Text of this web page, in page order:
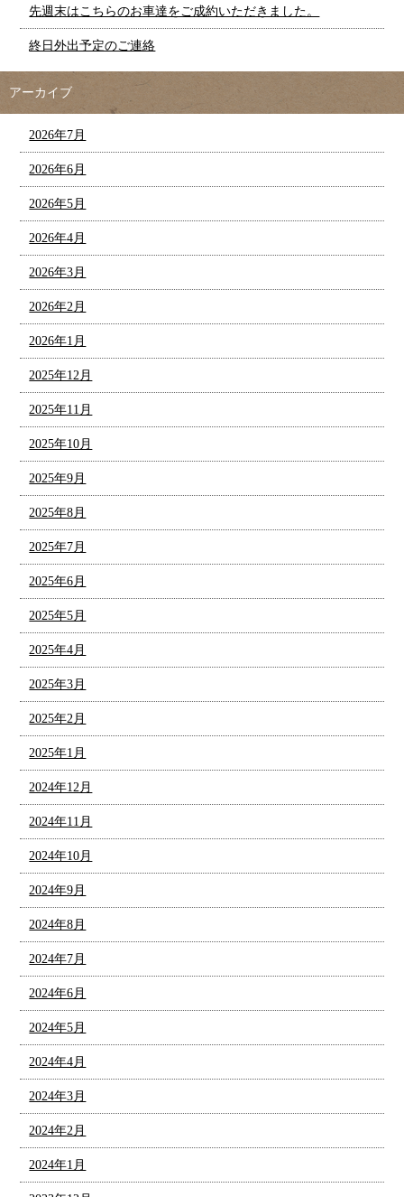
先週末はこちらのお車達をご成約いただきました。
終日外出予定のご連絡
アーカイブ
2026年7月
2026年6月
2026年5月
2026年4月
2026年3月
2026年2月
2026年1月
2025年12月
2025年11月
2025年10月
2025年9月
2025年8月
2025年7月
2025年6月
2025年5月
2025年4月
2025年3月
2025年2月
2025年1月
2024年12月
2024年11月
2024年10月
2024年9月
2024年8月
2024年7月
2024年6月
2024年5月
2024年4月
2024年3月
2024年2月
2024年1月